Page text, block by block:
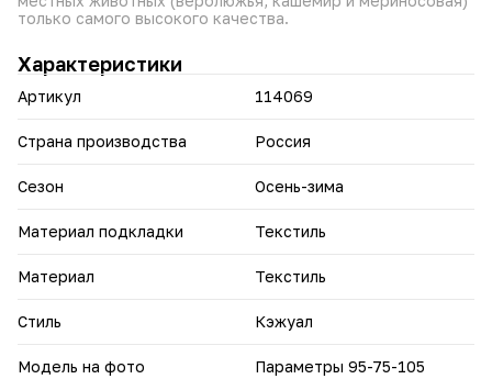
В этом костюме вы будете чувствовать себя уверенно,
только самого высокого качества.
Характеристики
Артикул 114069
Страна производства Россия
Сезон Осень-зима
Материал подкладки Текстиль
Материал Текстиль
Стиль Кэжуал
Модель на фото Параметры 95-75-105